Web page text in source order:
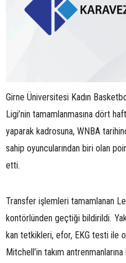
Girne Üniversitesi Kadın
Ligi’nin tamamlanmasına dört
yaparak kadrosuna, WNBA
sahip oyuncularından biri olan
etti.
Transfer işlemleri tamamlanan
kontörlünden geçtiği bildirildi.
kan tetkikleri, efor, EKG testi ile
Mitchell’in takım